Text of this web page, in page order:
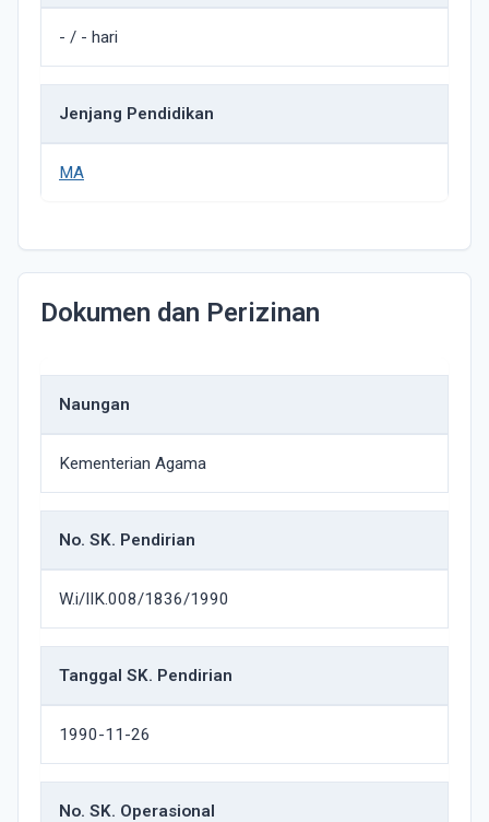
- / - hari
Jenjang Pendidikan
MA
Dokumen dan Perizinan
Naungan
Kementerian Agama
No. SK. Pendirian
W.i/IIK.008/1836/1990
Tanggal SK. Pendirian
1990-11-26
No. SK. Operasional